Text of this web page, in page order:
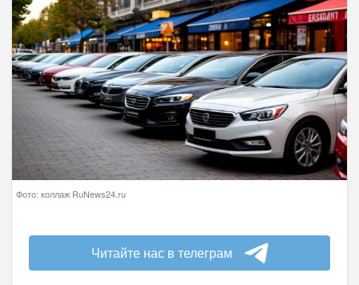
Фото: коллаж RuNews24.ru
Читайте нас в телеграм